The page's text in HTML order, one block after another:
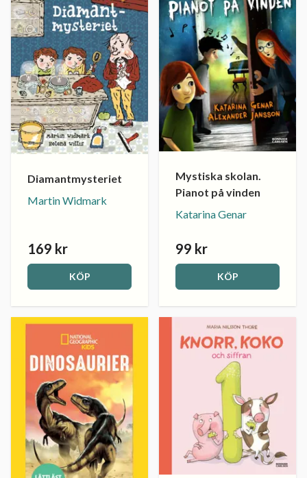
Diamantmysteriet
Martin Widmark
169 kr
KÖP
Mystiska skolan.
Pianot på vinden
Katarina Genar
99 kr
KÖP